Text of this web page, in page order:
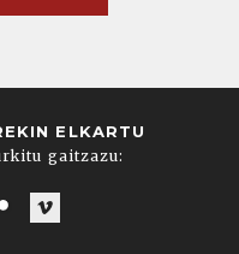
ELKARTU
gaitzazu: